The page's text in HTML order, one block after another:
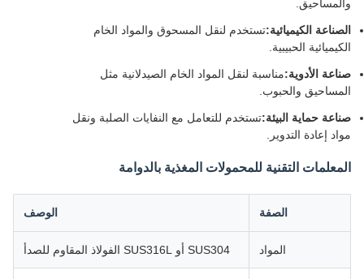
والمساحيق.
الصناعة الكيميائية:تستخدم لنقل المسحوق والمواد الخام
الكيميائية الحبيبية.
صناعة الأدوية:مناسبة لنقل المواد الخام الصيدلانية مثل
المساحيق والحبوب.
صناعة حماية البيئة:تستخدم للتعامل مع النفايات الصلبة ونقل
مواد إعادة التدوير.
المعلمات التقنية للمحمولات المغذية بالدوامة
الصفة الوصف
المواد SUS304 أو SUS316L الفولاذ المقاوم للصدأ